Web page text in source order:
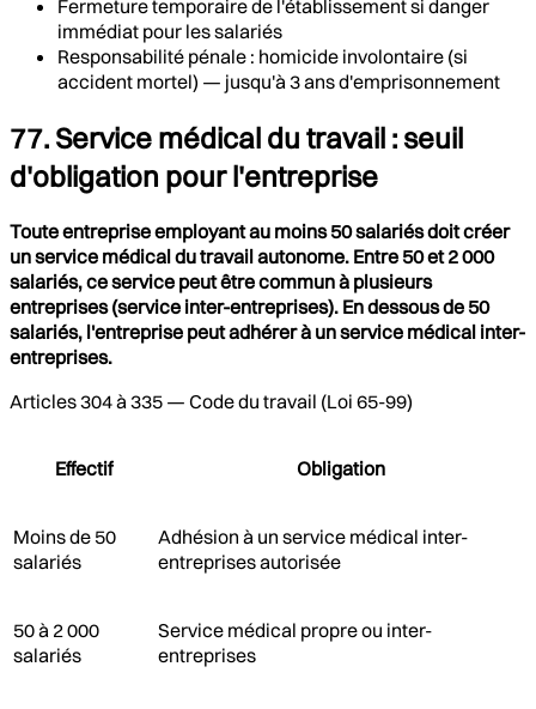
Fermeture temporaire de l'établissement si danger
immédiat pour les salariés
Responsabilité pénale : homicide involontaire (si
accident mortel) — jusqu'à 3 ans d'emprisonnement
77. Service médical du travail : seuil
d'obligation pour l'entreprise
Toute entreprise employant au moins 50 salariés doit créer
un service médical du travail autonome. Entre 50 et 2 000
salariés, ce service peut être commun à plusieurs
entreprises (service inter-entreprises). En dessous de 50
salariés, l'entreprise peut adhérer à un service médical inter-
entreprises.
Articles 304 à 335 — Code du travail (Loi 65-99)
Effectif Obligation
Moins de 50
salariés
Adhésion à un service médical inter-
entreprises autorisée
50 à 2 000
salariés
Service médical propre ou inter-
entreprises